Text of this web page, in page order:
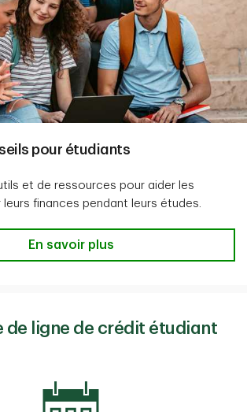
pour étudiants
et de ressources pour aider les
finances pendant leurs études.
En savoir plus
de ligne de crédit étudiant